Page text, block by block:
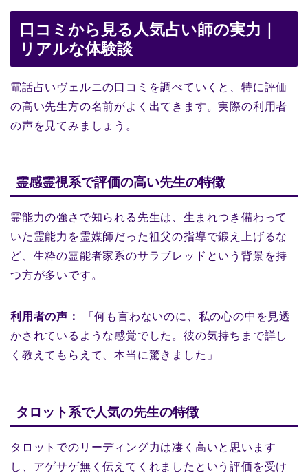
口コミから見る人気占い師の実力｜
リアルな体験談
電話占いヴェルニの口コミを調べていくと、特に評価
の高い先生方の名前がよく出てきます。実際の利用者
の声を見てみましょう。
霊感霊視系で評価の高い先生の特徴
霊能力の強さで知られる先生は、生まれつき備わって
いた霊能力を霊媒師だった祖父の指導で鍛え上げるな
ど、生粋の霊能者家系のサラブレッドという背景を持
つ方が多いです。
利用者の声：
「何も言わないのに、私の心の中を見透
かされているような感覚でした。彼の気持ちまで詳し
く教えてもらえて、本当に驚きました」
タロット系で人気の先生の特徴
タロットでのリーディング力は凄く高いと思います
し、アゲサゲ無く伝えてくれましたという評価を受け